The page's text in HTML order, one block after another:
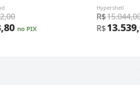
no PIX
Hypershell
R$
R$